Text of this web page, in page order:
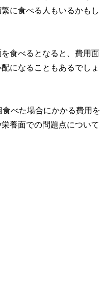
に食べる人もいるかもし
食べるとなると、費用面
になることもあるでしょ
べた場合にかかる費用を
養面での問題点について